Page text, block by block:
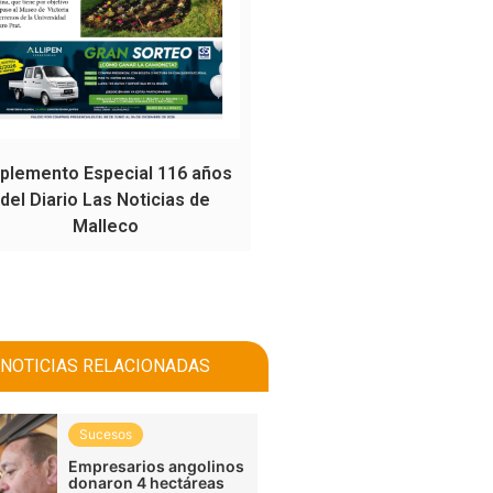
Especial 116 años
del Diario Las Noticias de
Malleco
NOTICIAS RELACIONADAS
Sucesos
Empresarios angolinos
donaron 4 hectáreas